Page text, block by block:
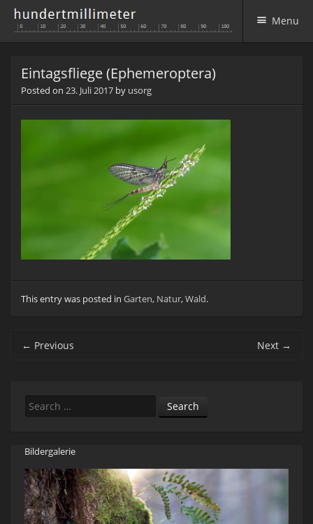
Menu
Eintagsfliege (Ephemeroptera)
Posted on 23. Juli 2017 by usorg
This entry was posted in Garten, Natur,Wald.
Post navigation
← Previous Next →
Search
Bildergalerie